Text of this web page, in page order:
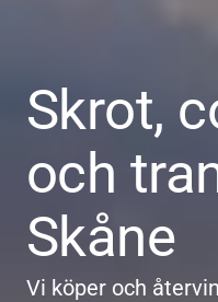
Skrot,
och
Skåne
Vi köper och